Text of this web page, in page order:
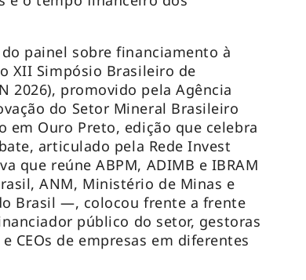
painel sobre financiamento à
XII Simpósio Brasileiro de
2026), promovido pela Agência
do Setor Mineral Brasileiro
em Ouro Preto, edição que celebra
articulado pela Rede Invest
que reúne ABPM, ADIMB e IBRAM
ANM, Ministério de Minas e
Brasil —, colocou frente a frente
público do setor, gestoras
CEOs de empresas em diferentes